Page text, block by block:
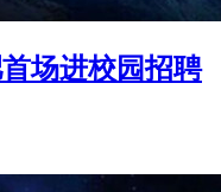
首场进校园招聘